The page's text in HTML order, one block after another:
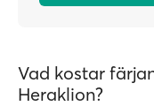
Vad kostar
Heraklion?